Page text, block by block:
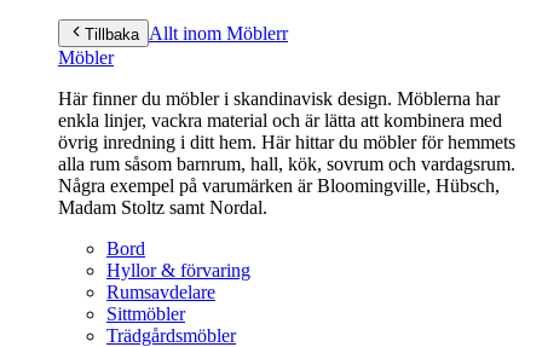
Tillbaka Allt inom Möblerr
Möbler
Här finner du möbler i skandinavisk design. Möblerna har
enkla linjer, vackra material och är lätta att kombinera med
övrig inredning i ditt hem. Här hittar du möbler för hemmets
alla rum såsom barnrum, hall, kök, sovrum och vardagsrum.
Några exempel på varumärken är Bloomingville, Hübsch,
Madam Stoltz samt Nordal.
Bord
Hyllor & förvaring
Rumsavdelare
Sittmöbler
Trädgårdsmöbler